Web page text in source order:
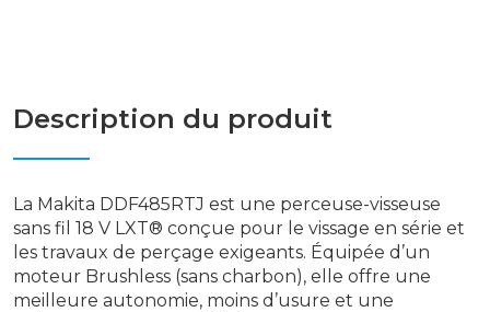
Description du produit
La Makita DDF485RTJ est une perceuse-visseuse
sans fil 18 V LXT® conçue pour le vissage en série et
les travaux de perçage exigeants. Équipée d’un
moteur Brushless (sans charbon), elle offre une
meilleure autonomie, moins d’usure et une